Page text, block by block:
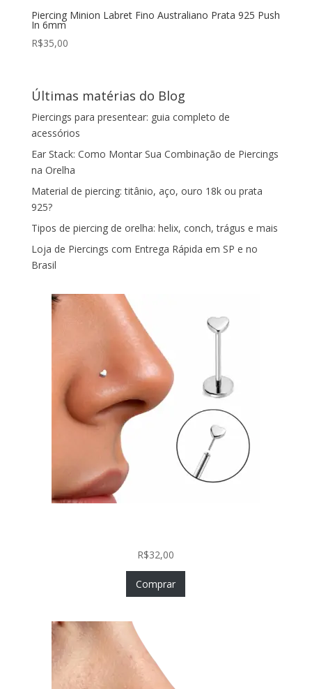
Piercing Minion Labret Fino Australiano Prata 925 Push
In 6mm
R$35,00
Últimas matérias do Blog
Piercings para presentear: guia completo de
acessórios
Ear Stack: Como Montar Sua Combinação de Piercings
na Orelha
Material de piercing: titânio, aço, ouro 18k ou prata
925?
Tipos de piercing de orelha: helix, conch, trágus e mais
Loja de Piercings com Entrega Rápida em SP e no
Brasil
R$32,00
Comprar